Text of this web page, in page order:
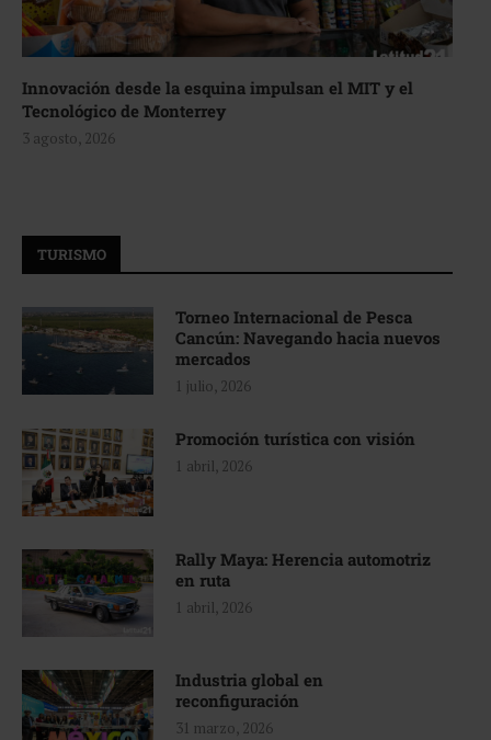
Innovación desde la esquina impulsan el MIT y el
Tecnológico de Monterrey
3 agosto, 2026
TURISMO
Torneo Internacional de Pesca
Cancún: Navegando hacia nuevos
mercados
1 julio, 2026
Promoción turística con visión
1 abril, 2026
Rally Maya: Herencia automotriz
en ruta
1 abril, 2026
Industria global en
reconfiguración
31 marzo, 2026